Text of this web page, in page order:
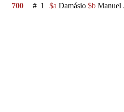
700
# 1 $a Damásio $b Manuel